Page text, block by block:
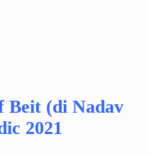
Beit (di Nadav
2021